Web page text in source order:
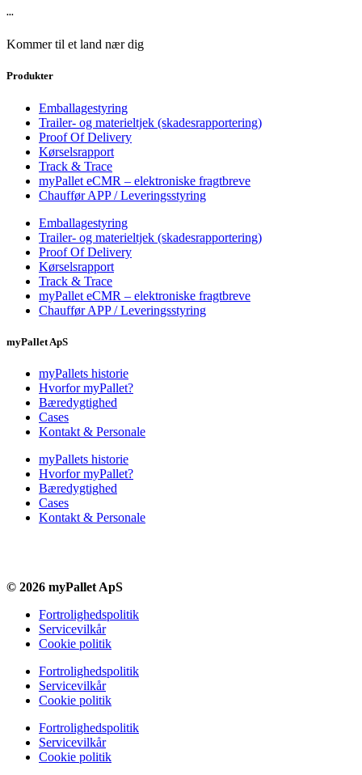
...
Kommer til et land nær dig
Produkter
Emballagestyring
Trailer- og materieltjek (skadesrapportering)
Proof Of Delivery
Kørselsrapport
Track & Trace
myPallet eCMR – elektroniske fragtbreve
Chauffør APP / Leveringsstyring
Emballagestyring
Trailer- og materieltjek (skadesrapportering)
Proof Of Delivery
Kørselsrapport
Track & Trace
myPallet eCMR – elektroniske fragtbreve
Chauffør APP / Leveringsstyring
myPallet ApS
myPallets historie
Hvorfor myPallet?
Bæredygtighed
Cases
Kontakt & Personale
myPallets historie
Hvorfor myPallet?
Bæredygtighed
Cases
Kontakt & Personale
© 2026 myPallet ApS
Fortrolighedspolitik
Servicevilkår
Cookie politik
Fortrolighedspolitik
Servicevilkår
Cookie politik
Fortrolighedspolitik
Servicevilkår
Cookie politik